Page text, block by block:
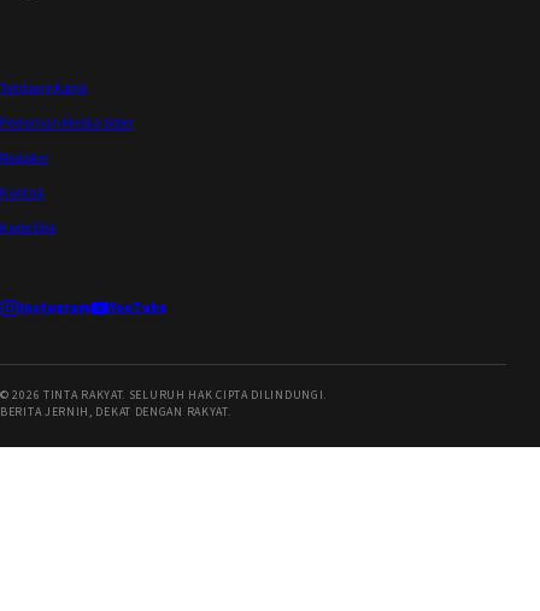
Tentang Kami
Pedoman Media Siber
Redaksi
Kontak
Kode Etik
Instagram YouTube
©2026 TINTA RAKYAT. SELURUH HAK CIPTA DILINDUNGI.
BERITA JERNIH, DEKAT DENGAN RAKYAT.